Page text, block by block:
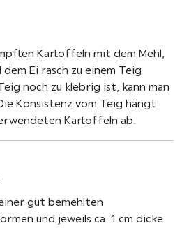
Kartoffeln mit dem Mehl,
Ei rasch zu einem Teig
noch zu klebrig ist, kann man
Konsistenz vom Teig hängt
Kartoffeln ab.
gut bemehlten
und jeweils ca. 1 cm dicke